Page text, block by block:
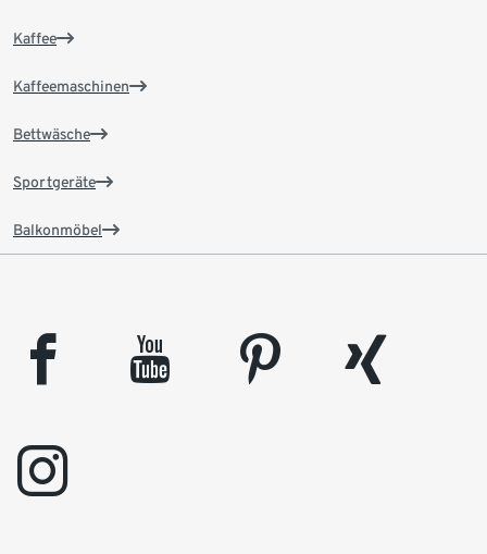
Kaffee
Kaffeemaschinen
Bettwäsche
Sportgeräte
Balkonmöbel
facebook youtube pinterest
xing
instagram